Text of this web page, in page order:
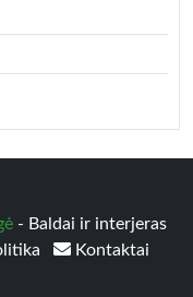
- Baldai ir interjeras
Kontaktai